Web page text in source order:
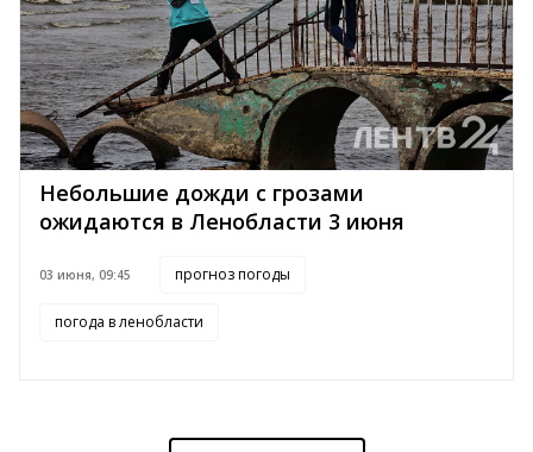
Небольшие дожди с грозами
ожидаются в Ленобласти 3 июня
03 июня, 09:45 прогноз погоды
погода в ленобласти